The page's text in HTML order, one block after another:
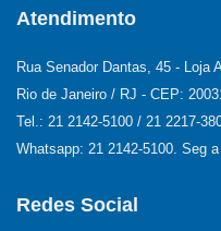
Atendimento
Rua Senador Dantas, 45 - Loja
Rio de Janeiro / RJ - CEP:
Tel.: 21 2142-5100 / 21 2217-
Whatsapp: 21 2142-5100. Seg
Redes Social